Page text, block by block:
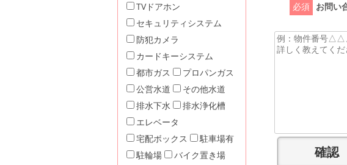
必須 お問い
TVドアホン
セキュリティシステム
防犯カメラ
カードキーシステム
都市ガス
プロパンガス
公営水道
その他水道
排水下水
排水浄化槽
エレベータ
宅配ボックス
駐車場有
駐輪場
バイク置き場